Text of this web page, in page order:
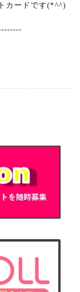
カードです(*^^)